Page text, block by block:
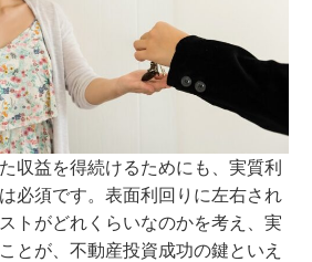
収益を得続けるためにも、実質利
必須です。表面利回りに左右され
トがどれくらいなのかを考え、実
とが、不動産投資成功の鍵といえ